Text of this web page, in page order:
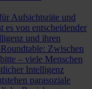
Aufsichtsräte und
es von entscheidender
und ihren
Zwischen
– viele Menschen
Intelligenz
parasoziale